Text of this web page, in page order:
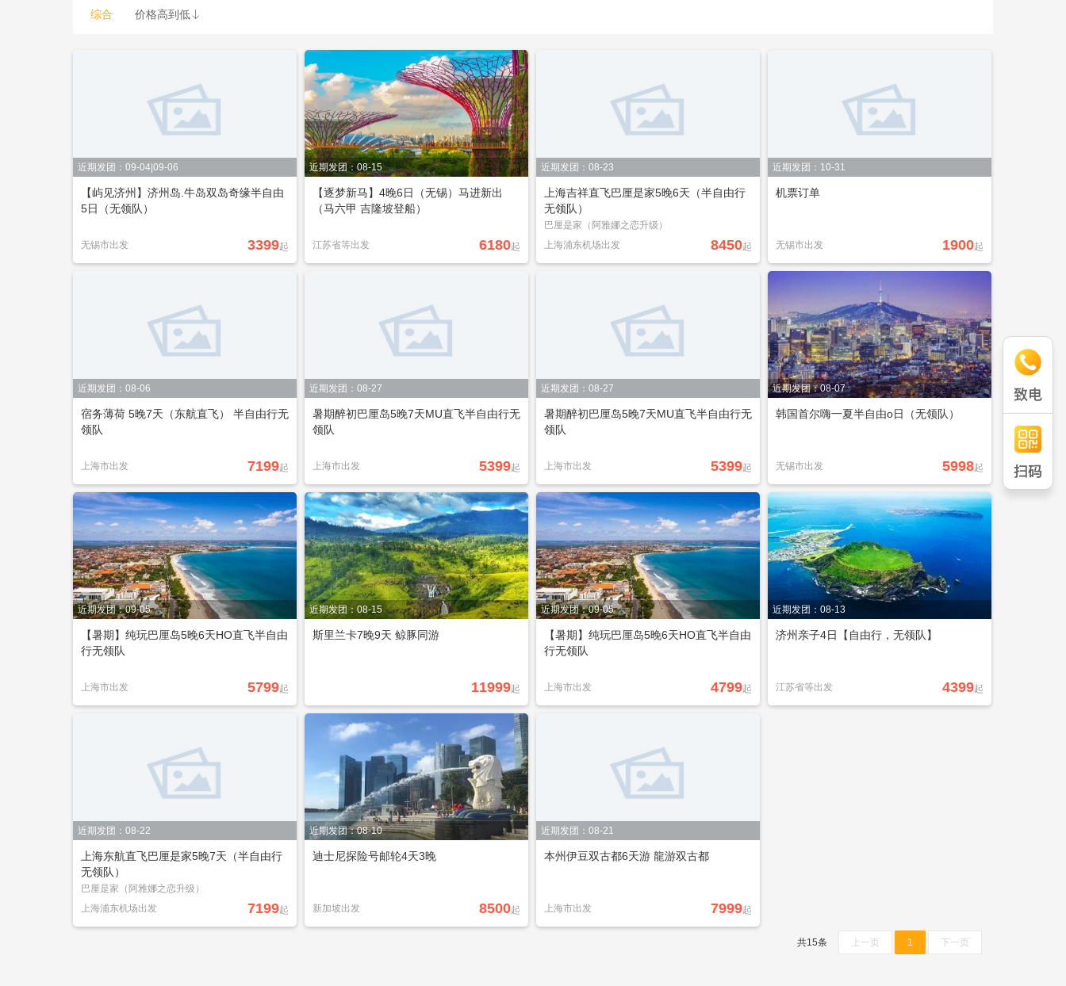
综合 价格高到低
近期发团：09-04|09-06
【屿见济州】济州岛.牛岛双岛奇缘半自由
5日（无领队）
无锡市出发 3399起
近期发团：08-15
【逐梦新马】4晚6日（无锡）马进新出
（马六甲 吉隆坡登船）
江苏省等出发 6180起
近期发团：08-23
上海吉祥直飞巴厘是家5晚6天（半自由行
无领队）
巴厘是家（阿雅娜之恋升级）
上海浦东机场出发
8450起
近期发团：10-31
机票订单
无锡市出发 1900起
近期发团：08-06
宿务薄荷 5晚7天（东航直飞） 半自由行无
领队
上海市出发 7199起
近期发团：08-27
暑期醉初巴厘岛5晚7天MU直飞半自由行无
领队
上海市出发 5399起
近期发团：08-27
暑期醉初巴厘岛5晚7天MU直飞半自由行无
领队
上海市出发 5399起
近期发团：08-07
韩国首尔嗨一夏半自由o日（无领队）
无锡市出发 5998起
近期发团：09-05
【暑期】纯玩巴厘岛5晚6天HO直飞半自由
行无领队
上海市出发 5799起
近期发团：08-15
斯里兰卡7晚9天 鲸豚同游
11999起
近期发团：09-05
【暑期】纯玩巴厘岛5晚6天HO直飞半自由
行无领队
上海市出发 4799起
近期发团：08-13
济州亲子4日【自由行，无领队】
江苏省等出发 4399起
近期发团：08-22
上海东航直飞巴厘是家5晚7天（半自由行
无领队）
巴厘是家（阿雅娜之恋升级）
上海浦东机场出发
7199起
近期发团：08-10
迪士尼探险号邮轮4天3晚
新加坡出发 8500起
近期发团：08-21
本州伊豆双古都6天游 龍游双古都
上海市出发 7999起
共15条 上一页 1 下一页